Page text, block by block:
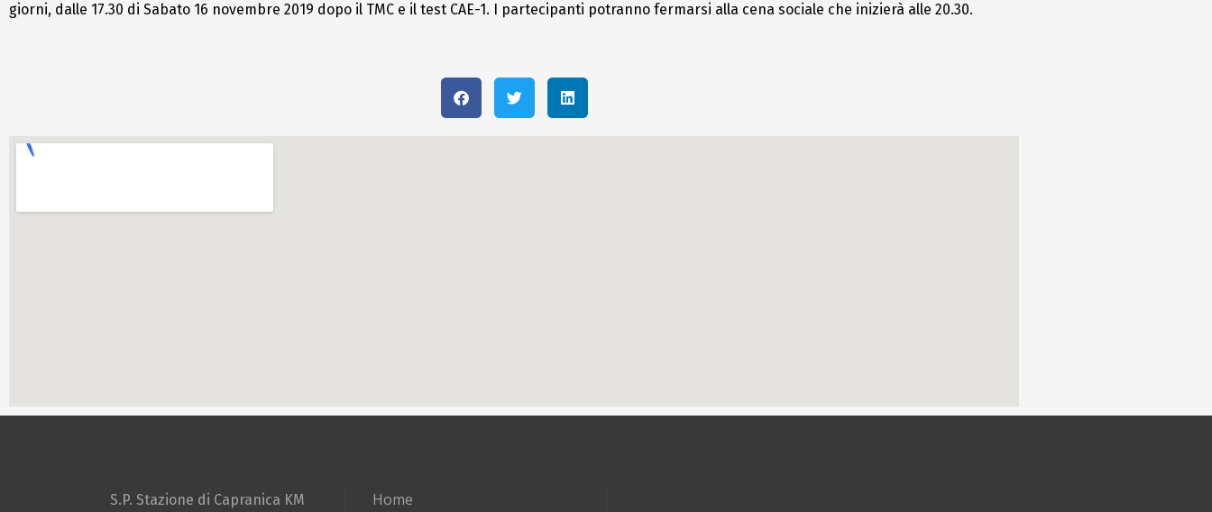
giorni, dalle 17.30 di Sabato 16 novembre 2019 dopo il TMC e il test CAE-1. I partecipanti potranno fermarsi alla cena sociale che inizierà alle 20.30.
S.P. Stazione di Capranica KM
Home